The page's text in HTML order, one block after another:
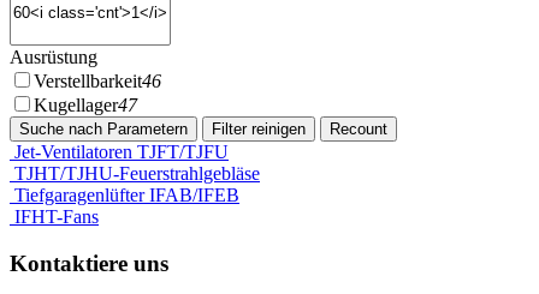
Ausrüstung
Verstellbarkeit46
Kugellager47
Jet-Ventilatoren TJFT/TJFU
TJHT/TJHU-Feuerstrahlgebläse
Tiefgaragenlüfter IFAB/IFEB
IFHT-Fans
Kontaktiere uns